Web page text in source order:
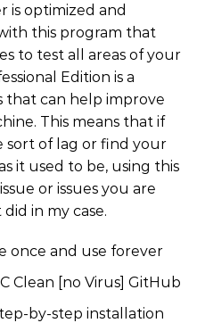
is optimized and
this program that
to test all areas of your
Edition is a
can help improve
This means that if
sort of lag or find your
it used to be, using this
or issues you are
in my case.
once and use forever
Clean [no Virus] GitHub
by-step installation